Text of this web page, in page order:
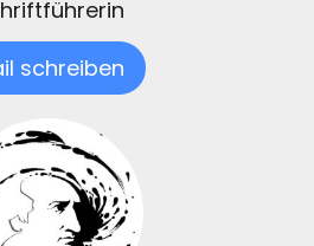
schreiben